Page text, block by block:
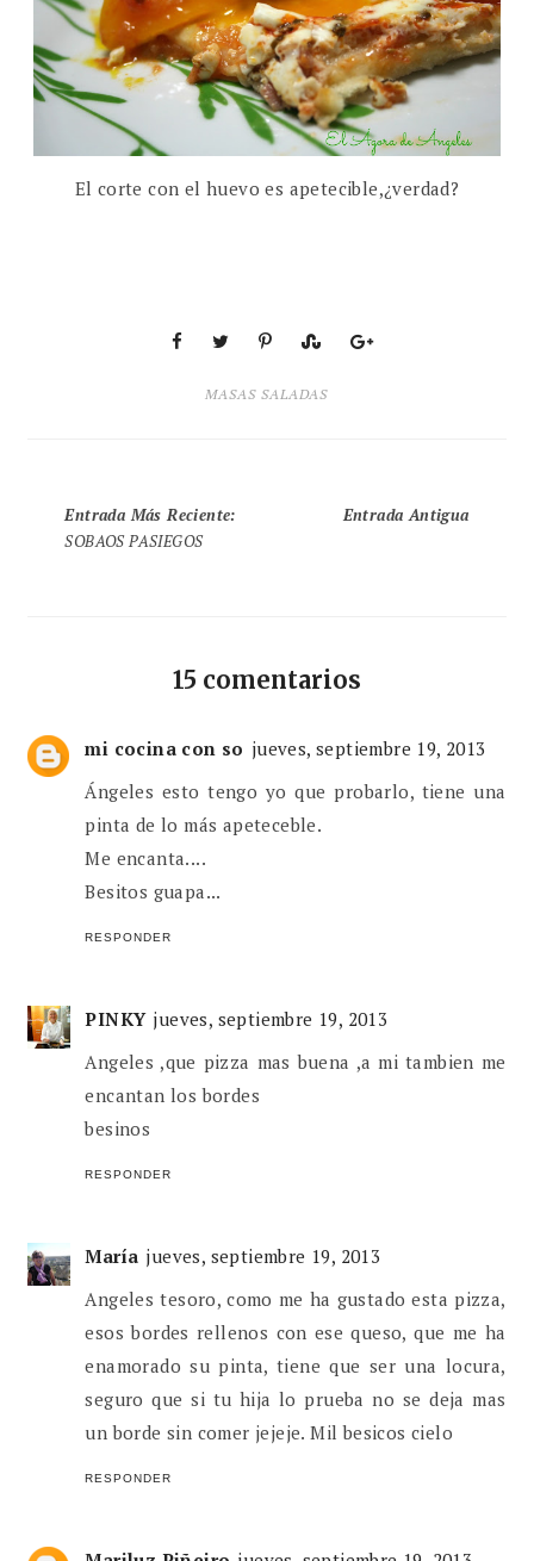
El corte con el huevo es apetecible,¿verdad?
MASAS SALADAS
Entrada Más Reciente:
SOBAOS PASIEGOS
Entrada Antigua
15 comentarios
mi cocina con so jueves, septiembre 19, 2013
Ángeles esto tengo yo que probarlo, tiene una
pinta de lo más apeteceble.
Me encanta....
Besitos guapa...
RESPONDER
PINKY jueves, septiembre 19, 2013
Angeles ,que pizza mas buena ,a mi tambien me
encantan los bordes
besinos
RESPONDER
María jueves, septiembre 19, 2013
Angeles tesoro, como me ha gustado esta pizza,
esos bordes rellenos con ese queso, que me ha
enamorado su pinta, tiene que ser una locura,
seguro que si tu hija lo prueba no se deja mas
un borde sin comer jejeje. Mil besicos cielo
RESPONDER